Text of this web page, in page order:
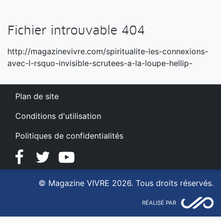
Fichier introuvable 404
http://magazinevivre.com/spiritualite-les-connexions-
avec-l-rsquo-invisible-scrutees-a-la-loupe-hellip-
Plan de site
Conditions d'utilisation
Politiques de confidentialités
FacebookTwitterYouTube
© Magazine VIVRE 2026. Tous droits réservés.
RÉALISÉ PAR